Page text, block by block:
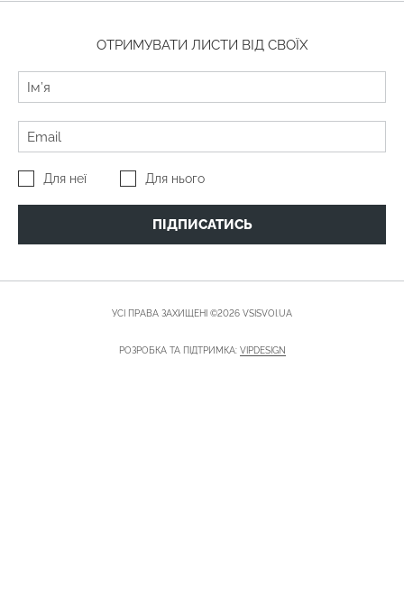
ОТРИМУВАТИ ЛИСТИ ВІД СВОЇХ
Для неї Для нього
ПІДПИСАТИСЬ
УСІ ПРАВА ЗАХИЩЕНІ ©2026 VSISVOI.UA
РОЗРОБКА ТА ПІДТРИМКА: VIPDESIGN